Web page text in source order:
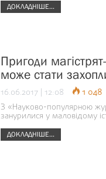
ДОКЛАДНІШЕ...
Пригоди
може стати
16.06.2017 | 12:08 1 048
З «Науково-популярною
занурилися у маловідому
ДОКЛАДНІШЕ...